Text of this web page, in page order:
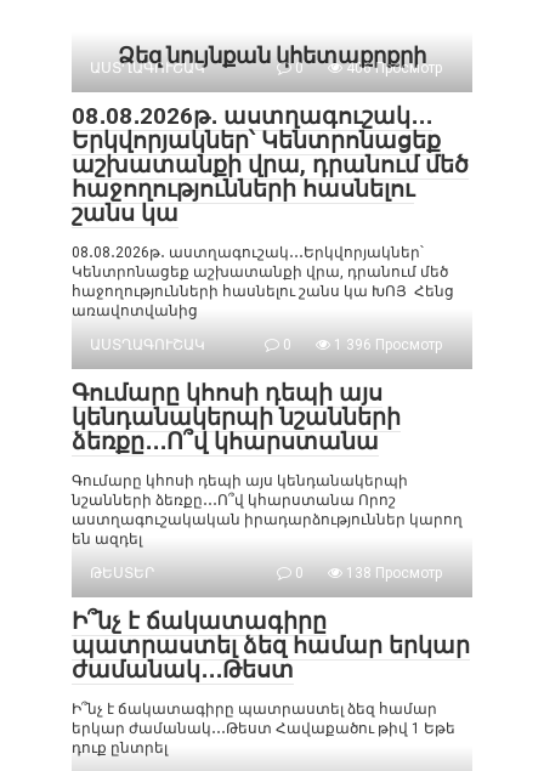
Ձեզ նույնքան կհետաքրքրի
ԱՍՏՂԱԳՈՒՇԱԿ 0 406 Просмотр
08․08․2026թ․ աստղագուշակ․․․
Երկվորյակներ՝ Կենտրոնացեք
աշխատանքի վրա, դրանում մեծ
հաջողությունների հասնելու
շանս կա
08․08․2026թ․ աստղագուշակ․․․Երկվորյակներ՝
Կենտրոնացեք աշխատանքի վրա, դրանում մեծ
հաջողությունների հասնելու շանս կա ԽՈՅ Հենց
առավոտվանից
ԱՍՏՂԱԳՈՒՇԱԿ
0 1 396 Просмотр
Գումարը կհոսի դեպի այս
կենդանակերպի նշանների
ձեռքը․․․Ո՞վ կհարստանա
Գումարը կհոսի դեպի այս կենդանակերպի
նշանների ձեռքը․․․Ո՞վ կհարստանա Որոշ
աստղագուշակական իրադարձություններ կարող
են ազդել
ԹԵՍՏԵՐ
0 138 Просмотр
Ի՞նչ է ճակատագիրը
պատրաստել ձեզ համար երկար
ժամանակ․․․Թեստ
Ի՞նչ է ճակատագիրը պատրաստել ձեզ համար
երկար ժամանակ․․․Թեստ Հավաքածու թիվ 1 Եթե
դուք ընտրել